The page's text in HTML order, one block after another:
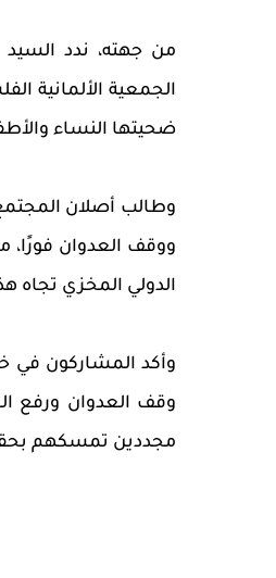
من جهته، ندد السيد
الجمعية الألمانية
ضحيتها النساء
وطالب أصلان المجتمع
ووقف العدوان
الدولي المخزي تجاه
وأكد المشاركون في
وقف العدوان ورفع
مجددين تمسكهم